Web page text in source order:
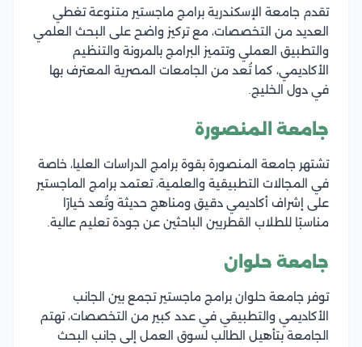
تقدم جامعة الإسكندرية برامج ماجستير متنوعة تغطي
العديد من التخصصات، مع تركيز واضح على البحث العلمي
والتطبيق العملي وتتميز البرامج بالمرونة والتنظيم
الأكاديمي، كما تُعد من الجامعات المصرية المعترف بها
في دول الخليج.
جامعة المنصورة
تشتهر جامعة المنصورة بقوة برامج الدراسات العليا، خاصة
في المجالات التطبيقية والعلمية، تعتمد برامج الماجستير
على إشراف أكاديمي دقيق ومناهج حديثة وتُعد خيارًا
مناسبًا للطلاب القطريين الباحثين عن جودة تعليم عالية.
جامعة حلوان
توفر جامعة حلوان برامج ماجستير تجمع بين الجانب
الأكاديمي والتطبيقي في عدد كبير من التخصصات، تهتم
الجامعة بتأهيل الطالب لسوق العمل إلى جانب البحث